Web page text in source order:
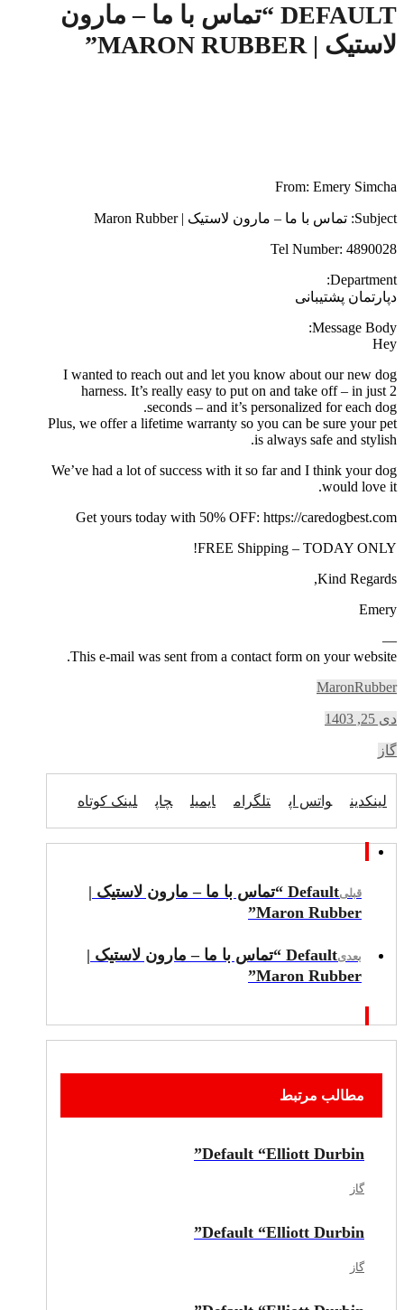
DEFAULT “تماس با ما – مارون
لاستیک | MARON RUBBER”
From: Emery Simcha
Subject: تماس با ما – مارون لاستیک | Maron Rubber
Tel Number: 4890028
Department:
دپارتمان پشتیبانی
Message Body:
Hey
I wanted to reach out and let you know about our new dog
harness. It’s really easy to put on and take off – in just 2
seconds – and it’s personalized for each dog.
Plus, we offer a lifetime warranty so you can be sure your pet
is always safe and stylish.
We’ve had a lot of success with it so far and I think your dog
would love it.
Get yours today with 50% OFF: https://caredogbest.com
FREE Shipping – TODAY ONLY!
Kind Regards,
Emery
—
This e-mail was sent from a contact form on your website.
MaronRubber
دی 25, 1403
گاز
لینکدین واتس اپ تلگرام ایمیل چاپ لینک کوتاه
قبلی
Default “تماس با ما – مارون لاستیک |
Maron Rubber”
بعدی
Default “تماس با ما – مارون لاستیک |
Maron Rubber”
مطالب مرتبط
Default “Elliott Durbin”
گاز
Default “Elliott Durbin”
گاز